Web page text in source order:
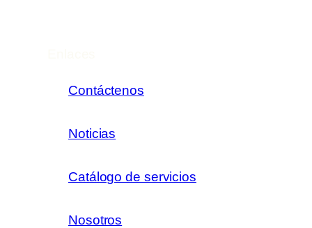
Contáctenos
Noticias
Catálogo de servicios
Nosotros